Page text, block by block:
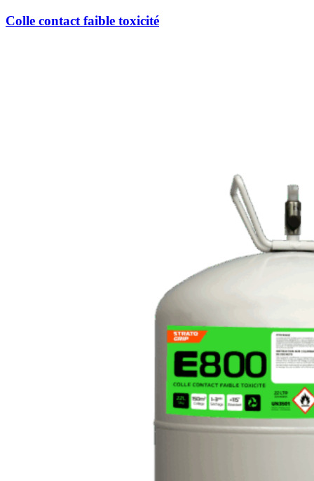
Colle contact faible toxicité